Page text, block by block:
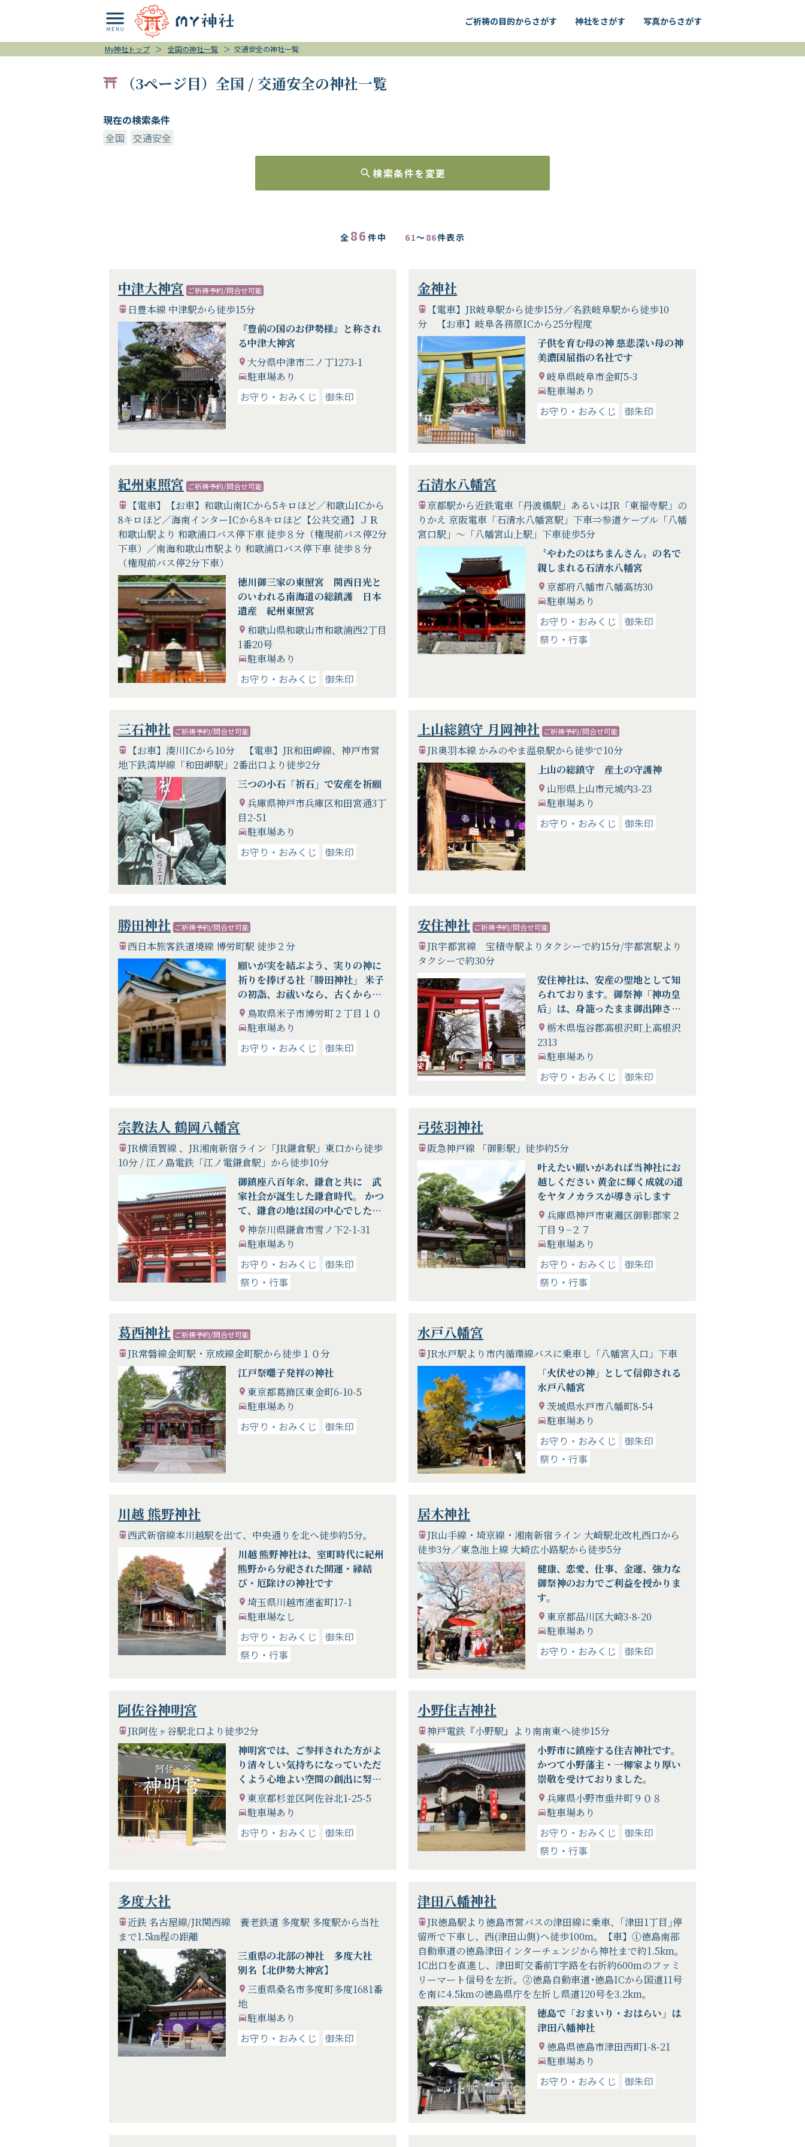
ご祈祷の目的からさがす 神社をさがす 写真からさがす
My神社トップ ＞ 全国の神社一覧 ＞ 交通安全の神社一覧
（3ページ目）全国 / 交通安全の神社一覧
現在の検索条件
全国
交通安全
検索条件を変更
全 86 件中 61～86件表示
中津大神宮 ご祈祷予約/問合せ可能
日豊本線 中津駅から徒歩15分
『豊前の国のお伊勢様』と称され
る中津大神宮
大分県中津市二ノ丁1273-1
駐車場あり
お守り・おみくじ 御朱印
金神社
【電車】JR岐阜駅から徒歩15分／名鉄岐阜駅から徒歩10
分 【お車】岐阜各務原ICから25分程度
子供を育む母の神 慈悲深い母の神
美濃国屈指の名社です
岐阜県岐阜市金町5-3
駐車場あり
お守り・おみくじ 御朱印
紀州東照宮 ご祈祷予約/問合せ可能
【電車】【お車】和歌山南ICから5キロほど／和歌山ICから
8キロほど／海南インターICから8キロほど【公共交通】ＪＲ
和歌山駅より 和歌浦口バス停下車 徒歩８分（権現前バス停2分
下車）／南海和歌山市駅より 和歌浦口バス停下車 徒歩８分
（権現前バス停2分下車）
徳川御三家の東照宮 関西日光と
のいわれる南海道の総鎮護 日本
遺産 紀州東照宮
和歌山県和歌山市和歌浦西2丁目
1番20号
駐車場あり
お守り・おみくじ 御朱印
石清水八幡宮
京都駅から近鉄電車「丹波橋駅」あるいはJR「東福寺駅」の
りかえ 京阪電車「石清水八幡宮駅」下車⇒参道ケーブル「八幡
宮口駅」～「八幡宮山上駅」下車徒歩5分
〝やわたのはちまんさん〟の名で
親しまれる石清水八幡宮
京都府八幡市八幡高坊30
駐車場あり
お守り・おみくじ
御朱印
祭り・行事
三石神社 ご祈祷予約/問合せ可能
【お車】湊川ICから10分 【電車】JR和田岬線、神戸市営
地下鉄湾岸線「和田岬駅」2番出口より徒歩2分
三つの小石「祈石」で安産を祈願
兵庫県神戸市兵庫区和田宮通3丁
目2-51
駐車場あり
お守り・おみくじ 御朱印
上山総鎮守 月岡神社 ご祈祷予約/問合せ可能
JR奥羽本線 かみのやま温泉駅から徒歩で10分
上山の総鎮守 産土の守護神
山形県上山市元城内3-23
駐車場あり
お守り・おみくじ 御朱印
勝田神社 ご祈祷予約/問合せ可能
西日本旅客鉄道境線 博労町駅 徒歩２分
願いが実を結ぶよう、実りの神に
祈りを捧げる社「勝田神社」 米子
の初詣、お祓いなら、古くから地
域の人々に親しまれてきた “かん
ださん”へ
鳥取県米子市博労町２丁目１０
駐車場あり
お守り・おみくじ 御朱印
安住神社 ご祈祷予約/問合せ可能
JR宇都宮線 宝積寺駅よりタクシーで約15分/宇都宮駅より
タクシーで約30分
安住神社は、安産の聖地として知
られております。御祭神「神功皇
后」は、身籠ったまま御出陣さ
れ、安住大神の御神徳により無事
帰還され応神天皇をお生みになら
れました
栃木県塩谷郡高根沢町上高根沢
2313
駐車場あり
お守り・おみくじ 御朱印
宗教法人 鶴岡八幡宮
JR横須賀線 、JR湘南新宿ライン「JR鎌倉駅」東口から徒歩
10分 / 江ノ島電鉄「江ノ電鎌倉駅」から徒歩10分
御鎮座八百年余、鎌倉と共に 武
家社会が誕生した鎌倉時代。 かつ
て、鎌倉の地は国の中心でした。
その当時、「鎌倉の守り神」、
「武士の守り神」として人々の精
神のよりどころとなっていたのが
鶴岡八幡宮です。この場所を起点
に、鎌倉では今に残る多くの歴史
まいります。
神奈川県鎌倉市雪ノ下2-1-31
駐車場あり
お守り・おみくじ
御朱印
祭り・行事
弓弦羽神社
阪急神戸線 「御影駅」徒歩約5分
叶えたい願いがあれば当神社にお
越しください 黄金に輝く成就の道
をヤタノカラスが導き示します
兵庫県神戸市東灘区御影郡家２
丁目９−２７
駐車場あり
お守り・おみくじ
御朱印
祭り・行事
葛西神社 ご祈祷予約/問合せ可能
JR常磐線金町駅・京成線金町駅から徒歩１０分
江戸祭囃子発祥の神社
東京都葛飾区東金町6-10-5
駐車場あり
お守り・おみくじ 御朱印
水戸八幡宮
JR水戸駅より市内循環線バスに乗車し「八幡宮入口」下車
「火伏せの神」として信仰される
水戸八幡宮
茨城県水戸市八幡町8-54
駐車場あり
お守り・おみくじ
御朱印
祭り・行事
川越 熊野神社
西武新宿線本川越駅を出て、中央通りを北へ徒歩約5分。
川越 熊野神社は、室町時代に紀州
熊野から分祀された開運・縁結
び・厄除けの神社です
埼玉県川越市連雀町17-1
駐車場なし
お守り・おみくじ
御朱印
祭り・行事
居木神社
JR山手線・埼京線・湘南新宿ライン 大崎駅北改札西口から
徒歩3分／東急池上線 大崎広小路駅から徒歩5分
健康、恋愛、仕事、金運、強力な
御祭神のお力でご利益を授かりま
す。
東京都品川区大崎3-8-20
駐車場あり
お守り・おみくじ 御朱印
阿佐谷神明宮
JR阿佐ヶ谷駅北口より徒歩2分
神明宮では、ご参拝された方がよ
り清々しい気持ちになっていただ
くよう心地よい空間の創出に努力
しております。都会の喧噪を忘れ
暫しの神社参拝をお楽しみ下さ
東京都杉並区阿佐谷北1-25-5
駐車場あり
お守り・おみくじ 御朱印
小野住吉神社
神戸電鉄『小野駅』より南南東へ徒歩15分
小野市に鎮座する住吉神社です。
かつて小野藩主・一柳家より厚い
崇敬を受けておりました。
兵庫県小野市垂井町９０８
駐車場あり
お守り・おみくじ
御朱印
祭り・行事
多度大社
近鉄 名古屋線/JR関西線 養老鉄道 多度駅 多度駅から当社
まで1.5㎞程の距離
三重県の北部の神社 多度大社
別名【北伊勢大神宮】
三重県桑名市多度町多度1681番
地
駐車場あり
お守り・おみくじ 御朱印
津田八幡神社
JR徳島駅より徳島市営バスの津田線に乗車、｢津田1丁目｣停
留所で下車し、西(津田山側)へ徒歩100m。【車】①徳島南部
自動車道の徳島津田インターチェンジから神社まで約1.5km。
IC出口を直進し、津田町交番前T字路を右折約600mのファミ
リーマート信号を左折。②徳島自動車道･徳島ICから国道11号
を南に4.5kmの徳島県庁を左折し県道120号を3.2km。
徳島で「おまいり・おはらい」は
津田八幡神社
徳島県徳島市津田西町1-8-21
駐車場あり
お守り・おみくじ 御朱印